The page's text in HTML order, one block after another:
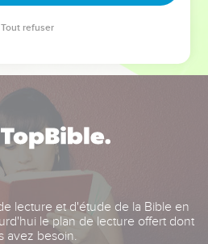
lecture et d'étude de la Bible en
le plan de lecture offert dont
avez besoin.
Tout refuser